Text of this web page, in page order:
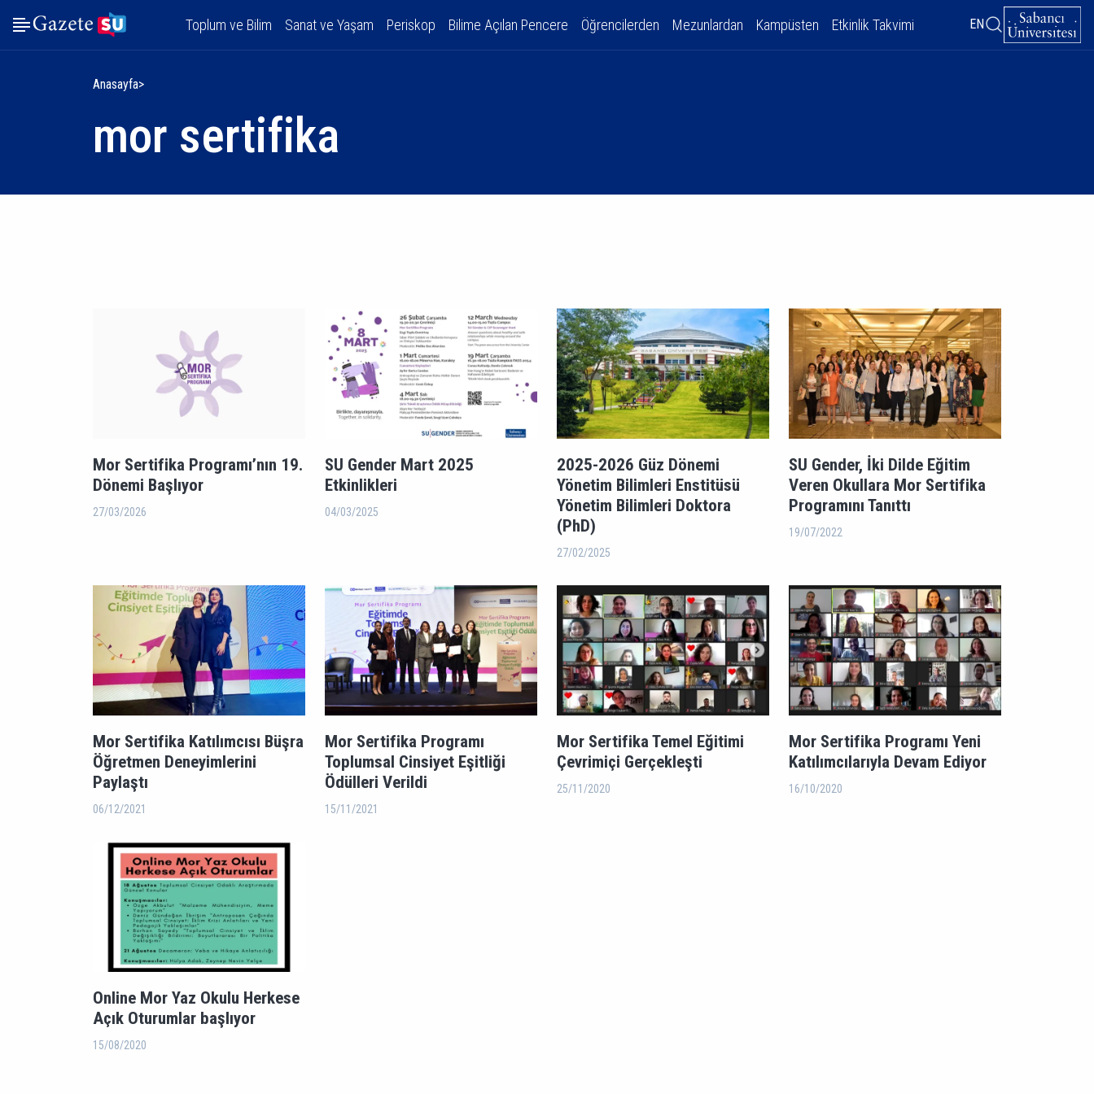
Toplum ve Bilim Sanat ve Yaşam Periskop Bilime Açılan Pencere Öğrencilerden Mezunlardan Kampüsten Etkinlik Takvimi EN
Anasayfa
mor sertifika
Mor Sertifika Programı’nın 19.
Dönemi Başlıyor
27/03/2026
SU Gender Mart 2025
Etkinlikleri
04/03/2025
2025-2026 Güz Dönemi
Yönetim Bilimleri Enstitüsü
Yönetim Bilimleri Doktora
(PhD)
27/02/2025
SU Gender, İki Dilde Eğitim
Veren Okullara Mor Sertifika
Programını Tanıttı
19/07/2022
Mor Sertifika Katılımcısı Büşra
Öğretmen Deneyimlerini
Paylaştı
06/12/2021
Mor Sertifika Programı
Toplumsal Cinsiyet Eşitliği
Ödülleri Verildi
15/11/2021
Mor Sertifika Temel Eğitimi
Çevrimiçi Gerçekleşti
25/11/2020
Mor Sertifika Programı Yeni
Katılımcılarıyla Devam Ediyor
16/10/2020
Online Mor Yaz Okulu Herkese
Açık Oturumlar başlıyor
15/08/2020